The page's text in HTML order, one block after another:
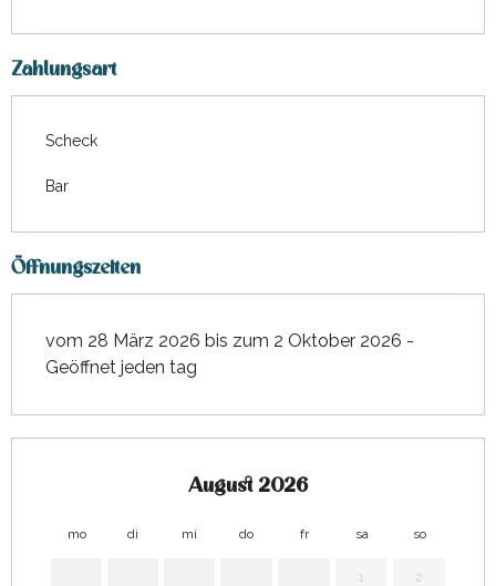
Zahlungsart
Scheck
Bar
Öffnungszeiten
vom 28 März 2026 bis zum 2 Oktober 2026 -
Geöffnet jeden tag
August 2026
mo di mi do fr sa so
1 2